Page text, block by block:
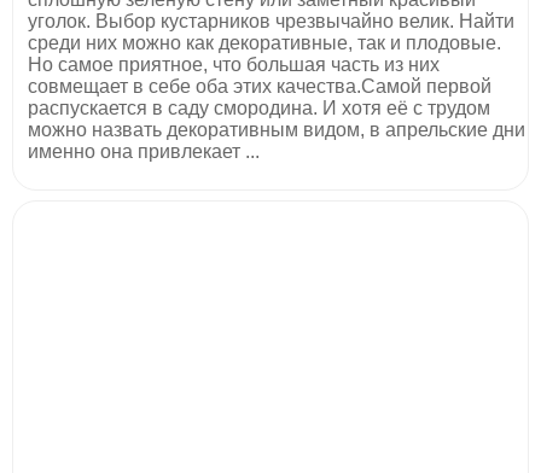
уголок. Выбор кустарников чрезвычайно велик. Найти
среди них можно как декоративные, так и плодовые.
Но самое приятное, что большая часть из них
совмещает в себе оба этих качества.Самой первой
распускается в саду смородина. И хотя её с трудом
можно назвать декоративным видом, в апрельские дни
именно она привлекает ...